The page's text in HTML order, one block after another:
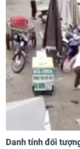
Danh tính đối